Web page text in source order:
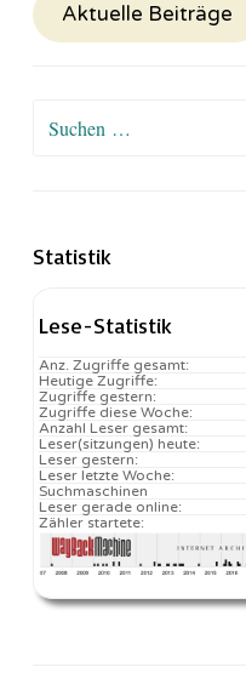
Aktuelle Beiträge
Suchen
Statistik
Lese-Statistik
Anz. Zugriffe gesamt:
Heutige Zugriffe:
Zugriffe gestern:
Zugriffe diese Woche:
Anzahl Leser gesamt:
Leser(sitzungen) heute:
Leser gestern:
Leser letzte Woche:
Suchmaschinen
Leser gerade online:
Zähler startete: